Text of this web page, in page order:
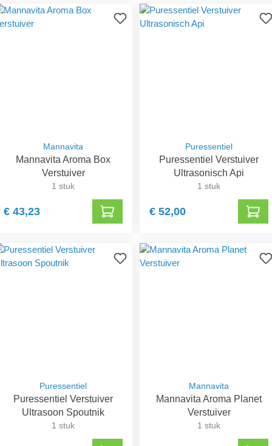
Mannavita
Mannavita Aroma Box
Verstuiver
1 stuk
€ 43,23
Puressentiel
Puressentiel Verstuiver
Ultrasonisch Api
1 stuk
€ 52,00
Puressentiel
Puressentiel Verstuiver
Ultrasoon Spoutnik
1 stuk
Mannavita
Mannavita Aroma Planet
Verstuiver
1 stuk